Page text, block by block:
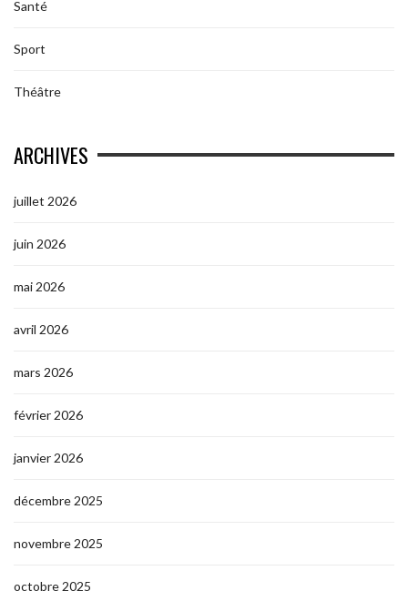
Santé
Sport
Théâtre
ARCHIVES
juillet 2026
juin 2026
mai 2026
avril 2026
mars 2026
février 2026
janvier 2026
décembre 2025
novembre 2025
octobre 2025